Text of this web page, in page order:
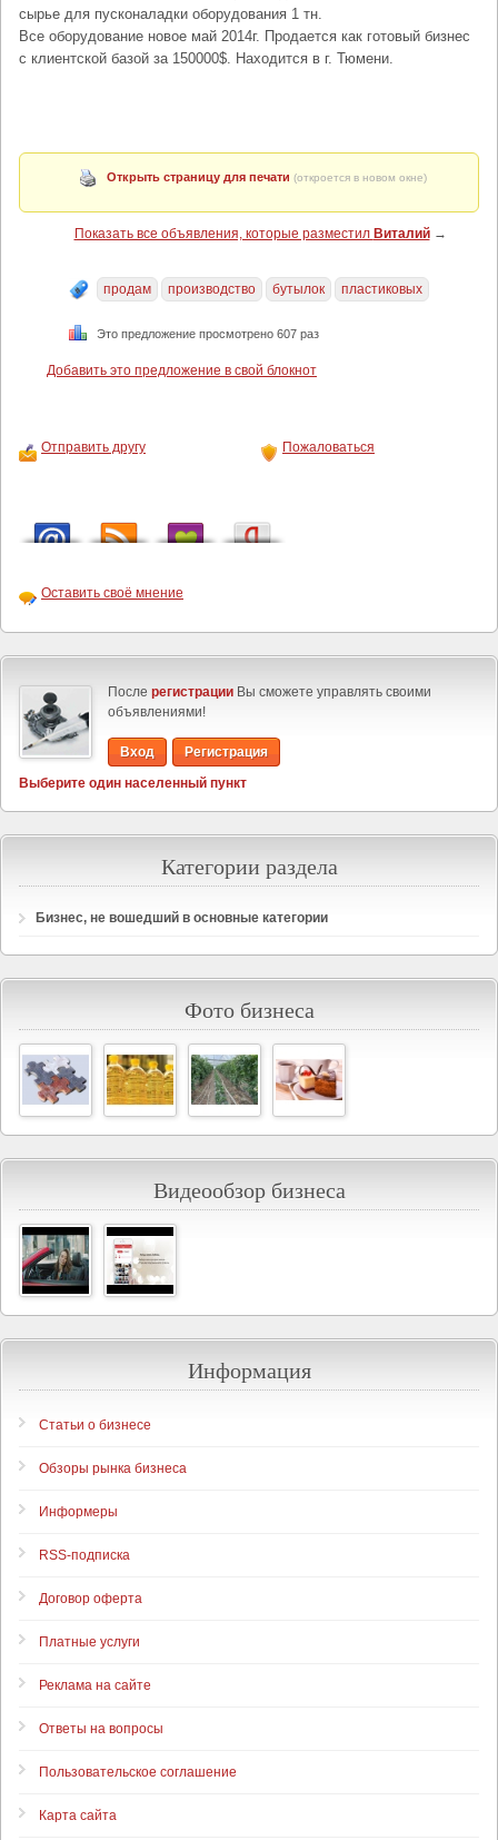
сырье для пусконаладки оборудования 1 тн.
Все оборудование новое май 2014г. Продается как готовый бизнес
с клиентской базой за 150000$. Находится в г. Тюмени.
Открыть страницу для печати (откроется в новом окне)
Показать все объявления, которые разместил Виталий→
продам производство бутылок пластиковых
Это предложение просмотрено 607 раз
Добавить это предложение в свой блокнот
Отправить другу Пожаловаться
Оставить своё мнение
После регистрации Вы сможете управлять своими
объявлениями!
Вход
Регистрация
Выберите один населенный пункт
Категории раздела
Бизнес, не вошедший в основные категории
Фото бизнеса
Видеообзор бизнеса
Информация
Статьи о бизнесе
Обзоры рынка бизнеса
Информеры
RSS-подписка
Договор оферта
Платные услуги
Реклама на сайте
Ответы на вопросы
Пользовательское соглашение
Карта сайта